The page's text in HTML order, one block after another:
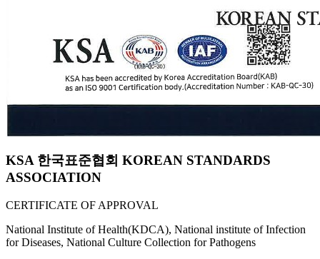
KSA 한국표준협회 KOREAN STANDARDS
ASSOCIATION
CERTIFICATE OF APPROVAL
National Institute of Health(KDCA), National institute of Infection
for Diseases, National Culture Collection for Pathogens